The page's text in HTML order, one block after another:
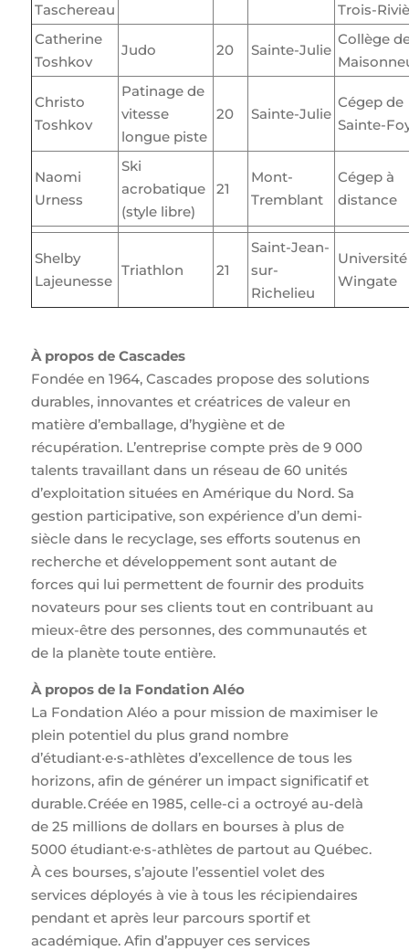
Taschereau
Trois-
Catherine
Toshkov
Judo 20 Sainte-Julie
Collège
Christo
Toshkov
Patinage de
vitesse
longue piste
20 Sainte-Julie
Cégep de
Sainte-
Naomi
Urness
Ski
acrobatique
(style libre)
21
Mont-
Tremblant
Cégep à
distance
Shelby
Lajeunesse
Triathlon 21
Saint-Jean-
sur-
Richelieu
Université
Wingate
À propos de Cascades
Fondée en 1964, Cascades propose des solutions
durables, innovantes et créatrices de valeur en
matière d’emballage, d’hygiène et de
récupération. L’entreprise compte près de 9 000
talents travaillant dans un réseau de 60 unités
d’exploitation situées en Amérique du Nord. Sa
gestion participative, son expérience d’un demi-
siècle dans le recyclage, ses efforts soutenus en
recherche et développement sont autant de
forces qui lui permettent de fournir des produits
novateurs pour ses clients tout en contribuant au
mieux-être des personnes, des communautés et
de la planète toute entière.
À propos de la Fondation Aléo
La Fondation Aléo a pour mission de maximiser le
plein potentiel du plus grand nombre
d’étudiant·e·s-athlètes d’excellence de tous les
horizons, afin de générer un impact significatif et
durable. Créée en 1985, celle-ci a octroyé au-delà
de 25 millions de dollars en bourses à plus de
5000 étudiant·e·s-athlètes de partout au Québec.
À ces bourses, s’ajoute l’essentiel volet des
services déployés à vie à tous les récipiendaires
pendant et après leur parcours sportif et
académique. Afin d’appuyer ces services